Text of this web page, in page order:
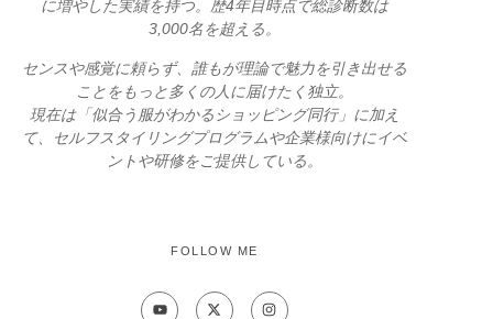
に増やした実績を持つ。歴4年目時点で総診断数は
3,000名を超える。
センスや感覚に頼らず、誰もが理論で魅力を引き出せる
ことをもっと多くの人に届けたく独立。
現在は「似合う服がわかるショッピング同行」に加え
て、セルフスタイリングプログラムや企業様向けにイベ
ントや研修をご提供している。
FOLLOW ME